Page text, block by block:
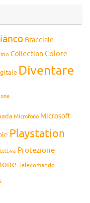
Bracciale
Collection Colore
Diventare
Microfono Microsoft
Playstation
Protezione
Telecomando